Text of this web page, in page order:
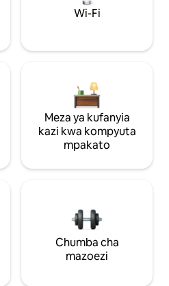
Wi-Fi
Meza ya kufanyia
kazi kwa kompyuta
mpakato
Chumba cha
mazoezi